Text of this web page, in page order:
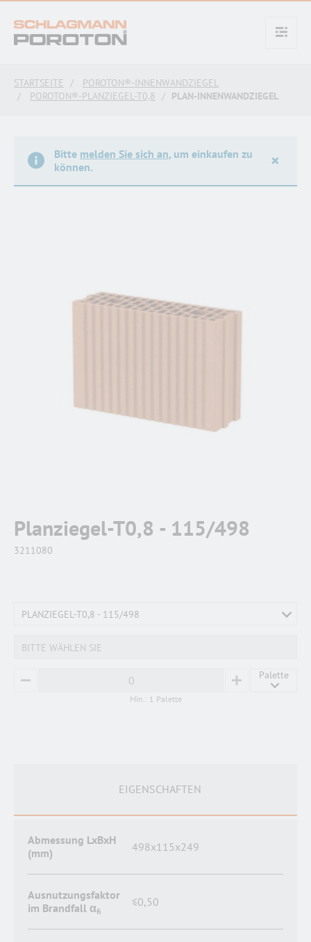
text.skipToContent
text.skipToNavigation
STARTSEITE
POROTON®-INNENWANDZIEGEL
POROTON®-PLANZIEGEL-T0,8
PLAN-INNENWANDZIEGEL
Bitte melden Sie sich an, um einkaufen zu
können.
×
Planziegel-T0,8 - 115/498
3211080
PLANZIEGEL-T0,8 - 115/498
BITTE WÄHLEN SIE
MINUS PLUS
Palette
Min.: 1 Palette
EIGENSCHAFTEN
Abmessung LxBxH
(mm)
498x115x249
Ausnutzungsfaktor
im Brandfall αfi
≤0,50